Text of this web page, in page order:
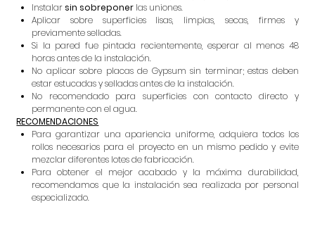
Instalar sin sobreponer las uniones.
Aplicar sobre superficies lisas, limpias, secas, firmes y
previamente selladas.
Si la pared fue pintada recientemente, esperar al menos 48
horas antes de la instalación.
No aplicar sobre placas de Gypsum sin terminar; estas deben
estar estucadas y selladas antes de la instalación.
No recomendado para superficies con contacto directo y
permanente con el agua.
RECOMENDACIONES
Para garantizar una apariencia uniforme, adquiera todos los
rollos necesarios para el proyecto en un mismo pedido y evite
mezclar diferentes lotes de fabricación.
Para obtener el mejor acabado y la máxima durabilidad,
recomendamos que la instalación sea realizada por personal
especializado.